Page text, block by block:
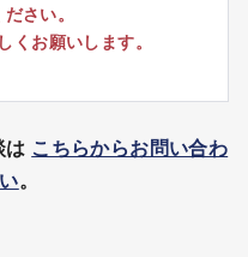
さい。
くお願いします。
は こちらからお問い合わ
。